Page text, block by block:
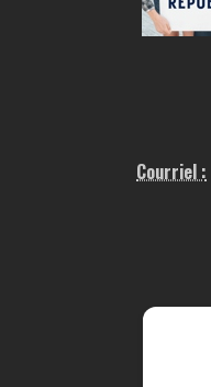
Courriel :